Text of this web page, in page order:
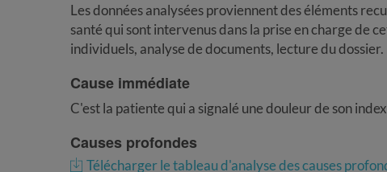
Les données analysées proviennent des éléments
santé qui sont intervenus dans la prise en charge de
individuels, analyse de documents, lecture du dossier.
Cause immédiate
C'est la patiente qui a signalé une douleur de son
Causes profondes
Télécharger le tableau d'analyse des causes